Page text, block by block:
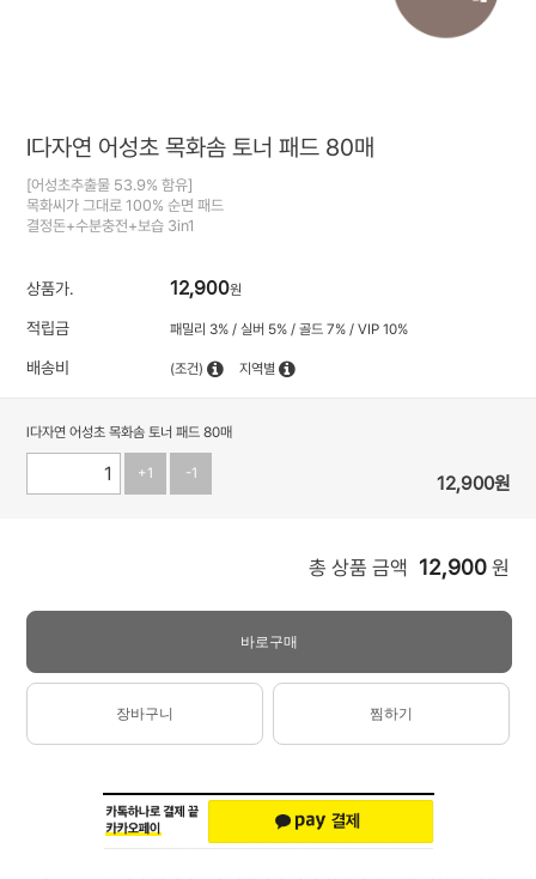
l다자연 어성초 목화솜 토너 패드 80매
[어성초추출물 53.9% 함유]
목화씨가 그대로 100% 순면 패드
결정돈+수분충전+보습 3in1
상품가. 12,900원
적립금 패밀리 3% / 실버 5% / 골드 7% / VIP 10%
배송비 (조건) 지역별
l다자연 어성초 목화솜 토너 패드 80매
+1 -1 12,900원
총 상품 금액 12,900 원
바로구매
장바구니 찜하기